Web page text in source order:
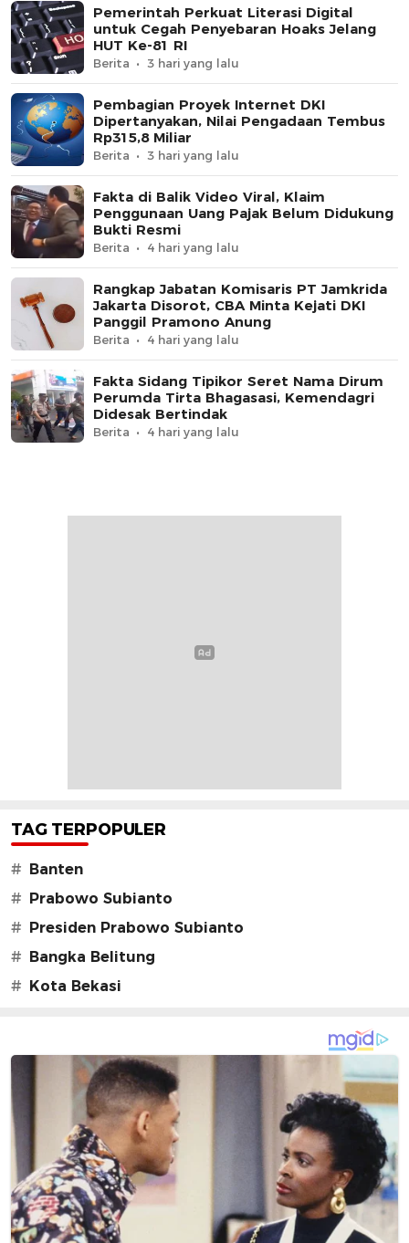
Pemerintah Perkuat Literasi Digital
untuk Cegah Penyebaran Hoaks Jelang
HUT Ke-81 RI
Berita 3 hari yang lalu
Pembagian Proyek Internet DKI
Dipertanyakan, Nilai Pengadaan Tembus
Rp315,8 Miliar
Berita 3 hari yang lalu
Fakta di Balik Video Viral, Klaim
Penggunaan Uang Pajak Belum Didukung
Bukti Resmi
Berita 4 hari yang lalu
Rangkap Jabatan Komisaris PT Jamkrida
Jakarta Disorot, CBA Minta Kejati DKI
Panggil Pramono Anung
Berita 4 hari yang lalu
Fakta Sidang Tipikor Seret Nama Dirum
Perumda Tirta Bhagasasi, Kemendagri
Didesak Bertindak
Berita 4 hari yang lalu
TAG TERPOPULER
# Banten
# Prabowo Subianto
# Presiden Prabowo Subianto
# Bangka Belitung
# Kota Bekasi